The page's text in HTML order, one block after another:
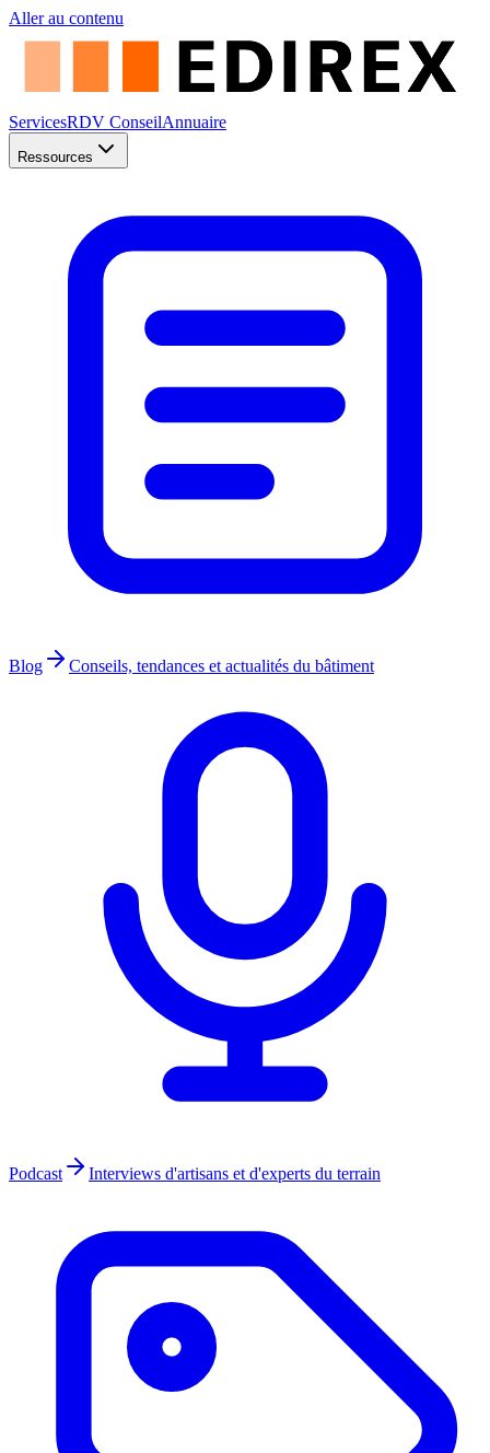
Aller au contenu
ServicesRDV ConseilAnnuaire
Ressources
Blog Conseils, tendances et actualités du bâtiment
Podcast Interviews d'artisans et d'experts du terrain